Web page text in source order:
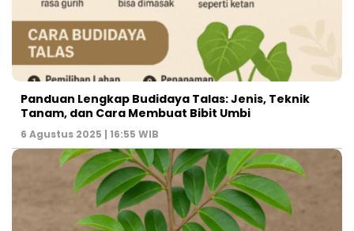
Panduan Lengkap Budidaya Talas: Jenis, Teknik
Tanam, dan Cara Membuat Bibit Umbi
6 Agustus 2025 | 16:55 WIB